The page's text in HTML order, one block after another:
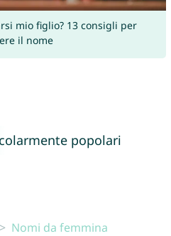
mio figlio? 13 consigli per
il nome
popolari
Nomi da femmina